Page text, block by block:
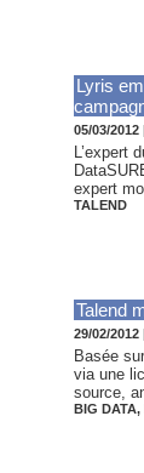
Lyris
05/03/2012
L’expert
expert
TALEND
Talend
29/02/2012
Basée
via une
source,
BIG DATA,